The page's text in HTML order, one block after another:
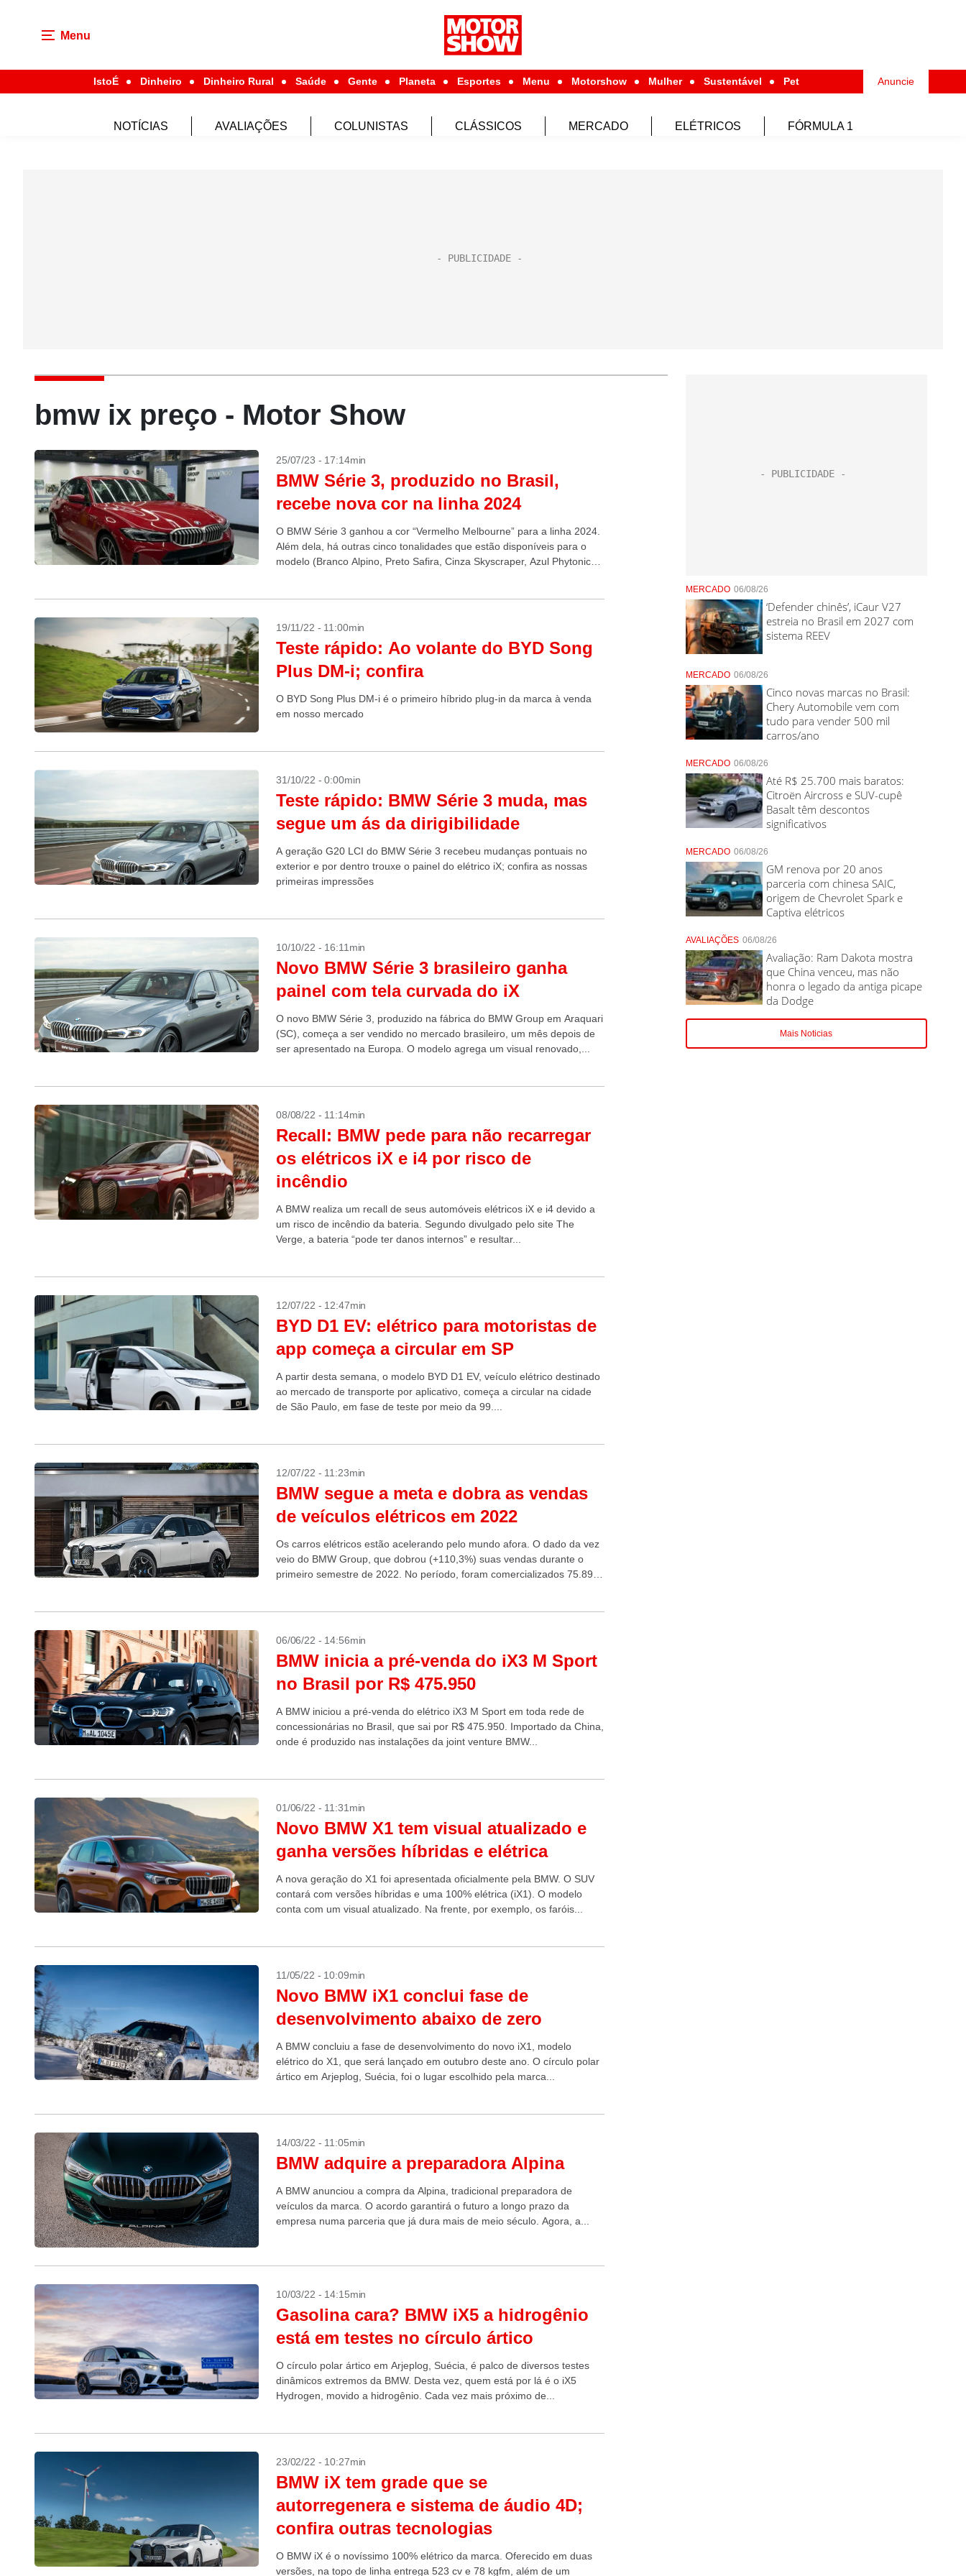
Menu
IstoÉ Dinheiro Dinheiro Rural Saúde Gente Planeta Esportes Menu Motorshow Mulher Sustentável Pet Anuncie
NOTÍCIAS AVALIAÇÕES COLUNISTAS CLÁSSICOS MERCADO ELÉTRICOS FÓRMULA 1
bmw ix preço - Motor Show
25/07/23 - 17:14min
BMW Série 3, produzido no Brasil,
recebe nova cor na linha 2024
O BMW Série 3 ganhou a cor “Vermelho Melbourne” para a linha 2024.
Além dela, há outras cinco tonalidades que estão disponíveis para o
modelo (Branco Alpino, Preto Safira, Cinza Skyscraper, Azul Phytonic
19/11/22 - 11:00min
Teste rápido: Ao volante do BYD Song
Plus DM-i; confira
O BYD Song Plus DM-i é o primeiro híbrido plug-in da marca à venda
em nosso mercado
31/10/22 - 0:00min
Teste rápido: BMW Série 3 muda, mas
segue um ás da dirigibilidade
A geração G20 LCI do BMW Série 3 recebeu mudanças pontuais no
exterior e por dentro trouxe o painel do elétrico iX; confira as nossas
primeiras impressões
10/10/22 - 16:11min
Novo BMW Série 3 brasileiro ganha
painel com tela curvada do iX
O novo BMW Série 3, produzido na fábrica do BMW Group em Araquari
(SC), começa a ser vendido no mercado brasileiro, um mês depois de
ser apresentado na Europa. O modelo agrega um visual renovado,...
08/08/22 - 11:14min
Recall: BMW pede para não recarregar
os elétricos iX e i4 por risco de
incêndio
A BMW realiza um recall de seus automóveis elétricos iX e i4 devido a
um risco de incêndio da bateria. Segundo divulgado pelo site The
Verge, a bateria “pode ter danos internos” e resultar...
12/07/22 - 12:47min
BYD D1 EV: elétrico para motoristas de
app começa a circular em SP
A partir desta semana, o modelo BYD D1 EV, veículo elétrico destinado
ao mercado de transporte por aplicativo, começa a circular na cidade
de São Paulo, em fase de teste por meio da 99....
12/07/22 - 11:23min
BMW segue a meta e dobra as vendas
de veículos elétricos em 2022
Os carros elétricos estão acelerando pelo mundo afora. O dado da vez
veio do BMW Group, que dobrou (+110,3%) suas vendas durante o
primeiro semestre de 2022. No período, foram comercializados 75.891
06/06/22 - 14:56min
BMW inicia a pré-venda do iX3 M Sport
no Brasil por R$ 475.950
A BMW iniciou a pré-venda do elétrico iX3 M Sport em toda rede de
concessionárias no Brasil, que sai por R$ 475.950. Importado da China,
onde é produzido nas instalações da joint venture BMW...
01/06/22 - 11:31min
Novo BMW X1 tem visual atualizado e
ganha versões híbridas e elétrica
A nova geração do X1 foi apresentada oficialmente pela BMW. O SUV
contará com versões híbridas e uma 100% elétrica (iX1). O modelo
conta com um visual atualizado. Na frente, por exemplo, os faróis...
11/05/22 - 10:09min
Novo BMW iX1 conclui fase de
desenvolvimento abaixo de zero
A BMW concluiu a fase de desenvolvimento do novo iX1, modelo
elétrico do X1, que será lançado em outubro deste ano. O círculo polar
ártico em Arjeplog, Suécia, foi o lugar escolhido pela marca...
14/03/22 - 11:05min
BMW adquire a preparadora Alpina
A BMW anunciou a compra da Alpina, tradicional preparadora de
veículos da marca. O acordo garantirá o futuro a longo prazo da
empresa numa parceria que já dura mais de meio século. Agora, a...
10/03/22 - 14:15min
Gasolina cara? BMW iX5 a hidrogênio
está em testes no círculo ártico
O círculo polar ártico em Arjeplog, Suécia, é palco de diversos testes
dinâmicos extremos da BMW. Desta vez, quem está por lá é o iX5
Hydrogen, movido a hidrogênio. Cada vez mais próximo de...
23/02/22 - 10:27min
BMW iX tem grade que se
autorregenera e sistema de áudio 4D;
confira outras tecnologias
O BMW iX é o novíssimo 100% elétrico da marca. Oferecido em duas
versões, na topo de linha entrega 523 cv e 78 kgfm, além de um
MERCADO 06/08/26
‘Defender chinês’, iCaur V27
estreia no Brasil em 2027 com
sistema REEV
MERCADO 06/08/26
Cinco novas marcas no Brasil:
Chery Automobile vem com
tudo para vender 500 mil
carros/ano
MERCADO 06/08/26
Até R$ 25.700 mais baratos:
Citroën Aircross e SUV-cupê
Basalt têm descontos
significativos
MERCADO 06/08/26
GM renova por 20 anos
parceria com chinesa SAIC,
origem de Chevrolet Spark e
Captiva elétricos
AVALIAÇÕES 06/08/26
Avaliação: Ram Dakota mostra
que China venceu, mas não
honra o legado da antiga picape
da Dodge
Mais Noticias